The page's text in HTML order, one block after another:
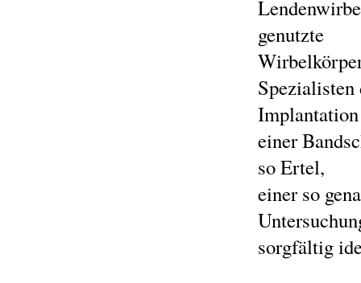
genutzte
Implantation
einer
so Ertel,
einer so
sorgfältig